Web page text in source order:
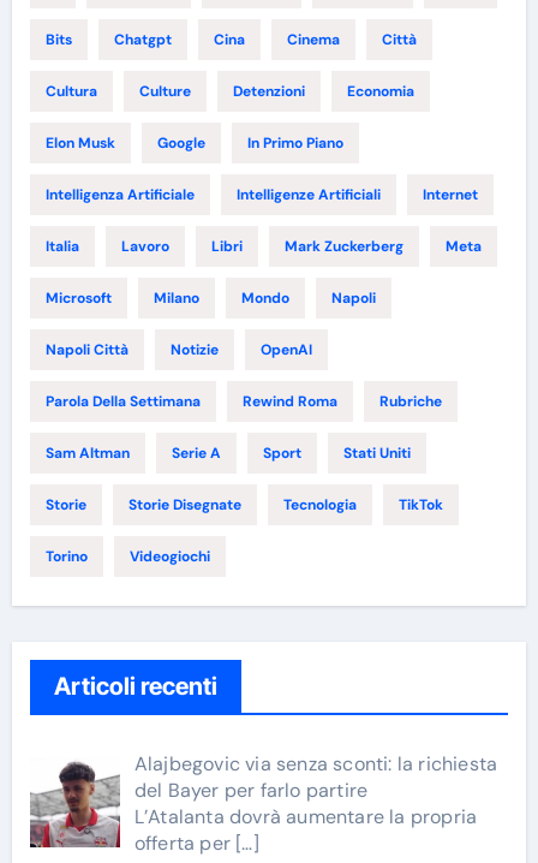
Bits Chatgpt Cina Cinema Città
Cultura Culture Detenzioni Economia
Elon Musk Google In Primo Piano
Intelligenza Artificiale Intelligenze Artificiali Internet
Italia Lavoro Libri Mark Zuckerberg Meta
Microsoft Milano Mondo Napoli
Napoli Città Notizie OpenAI
Parola Della Settimana Rewind Roma Rubriche
Sam Altman Serie A Sport Stati Uniti
Storie Storie Disegnate Tecnologia TikTok
Torino Videogiochi
Articoli recenti
Alajbegovic via senza sconti: la richiesta
del Bayer per farlo partire
L’Atalanta dovrà aumentare la propria
offerta per […]